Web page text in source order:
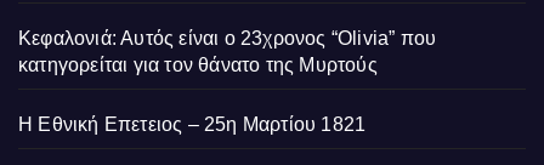
Κεφαλονιά: Αυτός είναι ο 23χρονος “Olivia” που
κατηγορείται για τον θάνατο της Μυρτούς
Η Εθνική Επετειος – 25η Μαρτίου 1821